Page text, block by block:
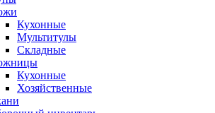
Кухонные
Мультитулы
Складные
Кухонные
Хозяйственные